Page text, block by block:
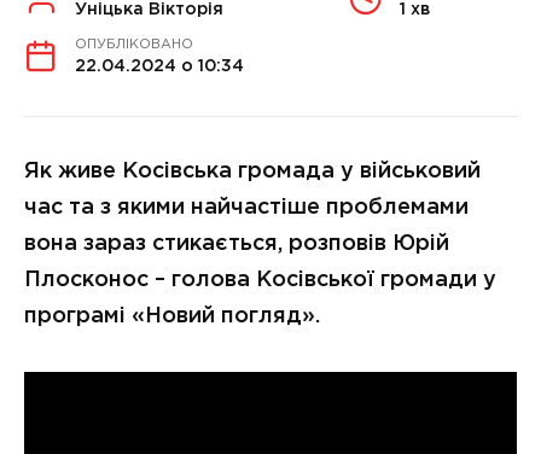
Уніцька Вікторія 1 хв
ОПУБЛІКОВАНО
22.04.2024 о 10:34
Як живе Косівська громада у військовий
час та з якими найчастіше проблемами
вона зараз стикається, розповів Юрій
Плосконос – голова Косівської громади у
програмі «Новий погляд».